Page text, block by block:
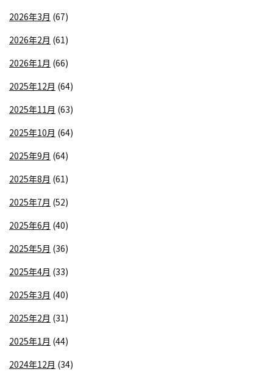
2026年3月 (67)
2026年2月 (61)
2026年1月 (66)
2025年12月 (64)
2025年11月 (63)
2025年10月 (64)
2025年9月 (64)
2025年8月 (61)
2025年7月 (52)
2025年6月 (40)
2025年5月 (36)
2025年4月 (33)
2025年3月 (40)
2025年2月 (31)
2025年1月 (44)
2024年12月 (34)